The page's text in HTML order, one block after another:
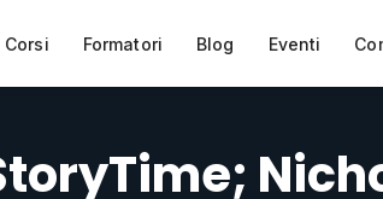
Corsi Formatori Blog Eventi